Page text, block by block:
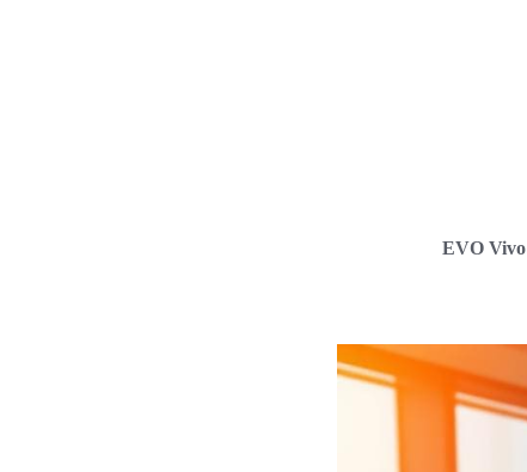
EVO Vivo